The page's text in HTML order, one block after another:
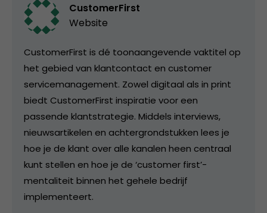
CustomerFirst
Website
CustomerFirst is dé toonaangevende vaktitel op
het gebied van klantcontact en customer
servicemanagement. Zowel digitaal als in print
biedt CustomerFirst inspiratie voor een
passende klantstrategie. Middels interviews,
nieuwsartikelen en achtergrondstukken lees je
hoe je de klant over alle kanalen heen centraal
kunt stellen en hoe je de ‘customer first’-
mentaliteit binnen het gehele bedrijf
implementeert.